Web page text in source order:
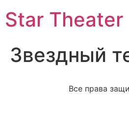
Star Theater
Звездный
Все права